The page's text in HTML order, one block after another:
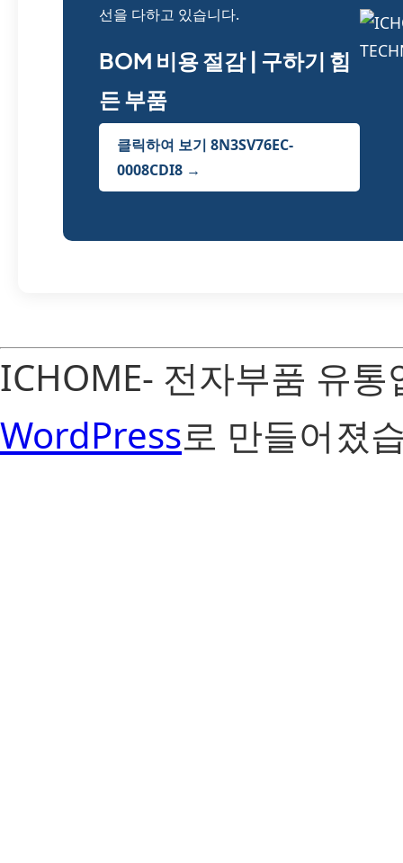
선을 다하고 있습니다.
BOM 비용 절감 | 구하기 힘
든 부품
클릭하여 보기 8N3SV76EC-
0008CDI8 →
ICHOME- 전자부품 유
WordPress로 만들어졌